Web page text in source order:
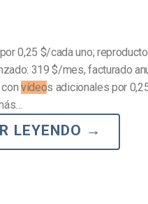
0,25 $/cada uno;
319 $/mes, facturado
convídeos adicionales por
LEYENDO →